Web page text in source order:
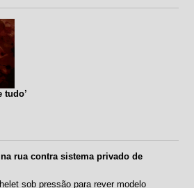
tudo’
rua contra sistema privado de
sob pressão para rever modelo